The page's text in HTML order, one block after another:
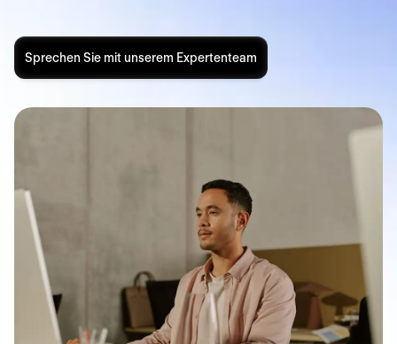
Sprechen Sie mit unserem Expertenteam